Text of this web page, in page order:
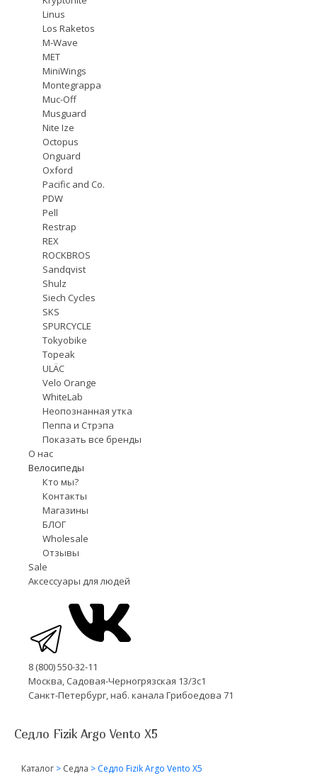
Linus
Los Raketos
M-Wave
MET
MiniWings
Montegrappa
Muc-Off
Musguard
Nite Ize
Octopus
Onguard
Oxford
Pacific and Co.
PDW
Pell
Restrap
REX
ROCKBROS
Sandqvist
Shulz
Siech Cycles
SKS
SPURCYCLE
Tokyobike
Topeak
ULÄC
Velo Orange
WhiteLab
Неопознанная утка
Пеппа и Стрэпа
Показать все бренды
О нас
Велосипеды
Кто мы?
Контакты
Магазины
БЛОГ
Wholesale
Отзывы
Sale
Аксессуары для людей
8 (800) 550-32-11
Москва, Садовая-Черногрязская 13/3с1
Санкт-Петербург, наб. канала Грибоедова 71
Седло Fizik Argo Vento X5
Каталог > Седла > Седло Fizik Argo Vento X5